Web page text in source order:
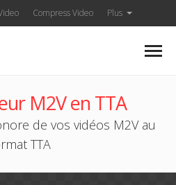
Compress Video Plus
M2V en TTA
de vos vidéos M2V au
TTA